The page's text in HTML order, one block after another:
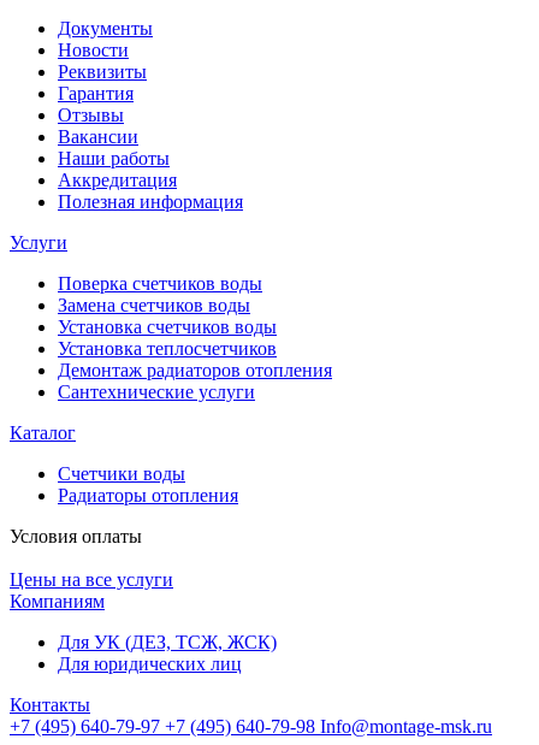
Документы
Новости
Реквизиты
Гарантия
Отзывы
Вакансии
Наши работы
Аккредитация
Полезная информация
Услуги
Поверка счетчиков воды
Замена счетчиков воды
Установка счетчиков воды
Установка теплосчетчиков
Демонтаж радиаторов отопления
Сантехнические услуги
Каталог
Счетчики воды
Радиаторы отопления
Условия оплаты
Цены на все услуги
Компаниям
Для УК (ДЕЗ, ТСЖ, ЖСК)
Для юридических лиц
Контакты
+7 (495) 640-79-97 +7 (495) 640-79-98 Info@montage-msk.ru